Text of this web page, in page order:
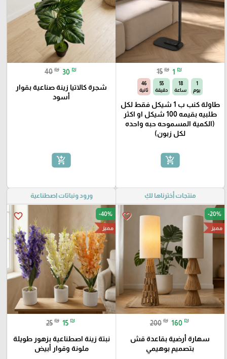
15 ₪ 1 ₪
1
يوم
18
ساعة
55
دقيقة
45
ثانية
طاولة كنب ب 1 شيكل فقط لكل
طلبيه بقيمه 100 شيكل او اكثر
(الكمية المسموحه حبه واحده
لكل زبون)
add_shopping_cart
40 ₪ 30 ₪
شجرة كالاتيا زينة صناعية بقوار
أسود
add_shopping_cart
منتجات أخترناها لكِ
favorite_border -20%
مميز
200 ₪ 160 ₪
سهارة أرضية بقاعدة قش
بتصميم بوهيمي
ورود ونباتات اصطناعية
favorite_border -40%
مميز
25 ₪ 15 ₪
نبتة زينة اصطناعية بزهور طويلة
ملونة وقوار أبيض